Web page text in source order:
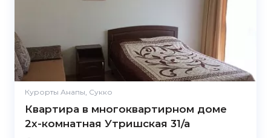
Курорты Анапы, Сукко
Квартира в многоквартирном доме
2х-комнатная Утришская 31/а